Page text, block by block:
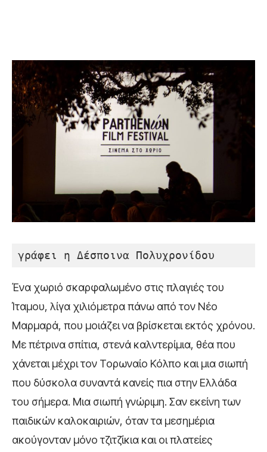
γράφει η Δέσποινα Πολυχρονίδου
Ένα χωριό σκαρφαλωμένο στις πλαγιές του
Ίταμου, λίγα χιλιόμετρα πάνω από τον Νέο
Μαρμαρά, που μοιάζει να βρίσκεται εκτός χρόνου.
Με πέτρινα σπίτια, στενά καλντερίμια, θέα που
χάνεται μέχρι τον Τορωναίο Κόλπο και μια σιωπή
που δύσκολα συναντά κανείς πια στην Ελλάδα
του σήμερα. Μια σιωπή γνώριμη. Σαν εκείνη των
παιδικών καλοκαιριών, όταν τα μεσημέρια
ακούγονταν μόνο τζιτζίκια και οι πλατείες